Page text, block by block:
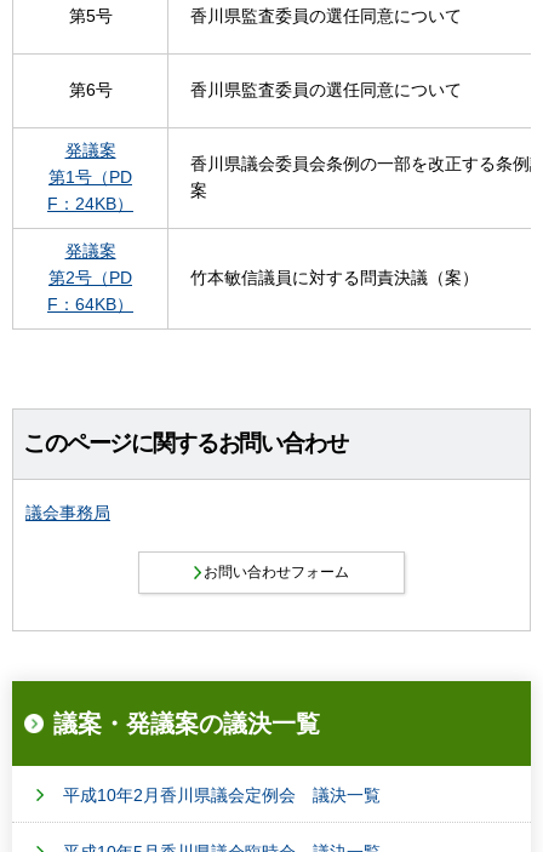
第5号 香川県監査委員の選任同意について
第6号 香川県監査委員の選任同意について
発議案
第1号（PD
F：24KB）
香川県議会委員会条例の一部を改正する条例
案
発議案
第2号（PD
F：64KB）
竹本敏信議員に対する問責決議（案）
このページに関するお問い合わせ
議会事務局
議案・発議案の議決一覧
平成10年2月香川県議会定例会 議決一覧